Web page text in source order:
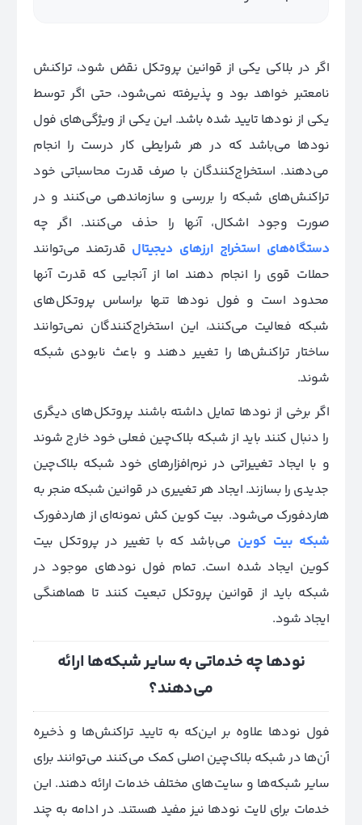
اگر در بلاکی یکی از قوانین پروتکل نقض شود، تراکنش
نامعتبر خواهد بود و پذیرفته نمی‌شود، حتی اگر توسط
یکی از نودها تایید شده باشد. این یکی از ویژگی‌های فول
نودها می‌باشد که در هر شرایطی کار درست را انجام
می‌دهند. استخراج‌کنندگان با صرف قدرت محاسباتی خود
تراکنش‌های شبکه را بررسی و سازماندهی می‌کنند و در
صورت وجود اشکال، آنها را حذف می‌کنند. اگر چه
دستگاه‌های استخراج ارزهای دیجیتال قدرتمند می‌توانند
حملات قوی را انجام دهند اما از آنجایی که قدرت آنها
محدود است و فول نودها تنها براساس پروتکل‌های
شبکه فعالیت می‌کنند، این استخراج‌کنندگان نمی‌توانند
ساختار تراکنش‌ها را تغییر دهند و باعث نابودی شبکه
شوند.
اگر برخی از نودها تمایل داشته باشند پروتکل‌های دیگری
را دنبال کنند باید از شبکه بلاک‌چین فعلی خود خارج شوند
و با ایجاد تغییراتی در نرم‌افزارهای خود شبکه بلاک‌چین
جدیدی را بسازند. ایجاد هر تغییری در قوانین شبکه منجر به
هاردفورک می‌شود. بیت کوین کش نمونه‌ای از هاردفورک
شبکه بیت کوین می‌باشد که با تغییر در پروتکل بیت
کوین ایجاد شده است. تمام فول نودهای موجود در
شبکه باید از قوانین پروتکل تبعیت کنند تا هماهنگی
ایجاد شود.
نودها چه خدماتی به سایر شبکه‌ها ارائه
می‌دهند؟
فول نودها علاوه بر این‌که به تایید تراکنش‌ها و ذخیره
آن‌ها در شبکه بلاک‌چین اصلی کمک می‌کنند می‌توانند برای
سایر شبکه‌ها و سایت‌های مختلف خدمات ارائه دهند. این
خدمات برای لایت نودها نیز مفید هستند. در ادامه به چند